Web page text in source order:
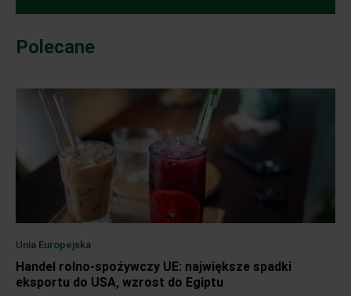
Polecane
Unia Europejska
Handel rolno-spożywczy UE: największe spadki
eksportu do USA, wzrost do Egiptu